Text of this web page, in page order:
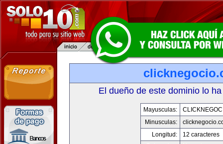
El dueño de este dominio lo
Mayusculas:
Minusculas:
Longitud:
12 caracteres